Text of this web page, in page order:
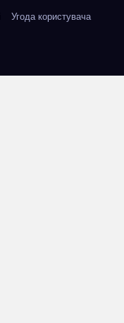
Угода користувача